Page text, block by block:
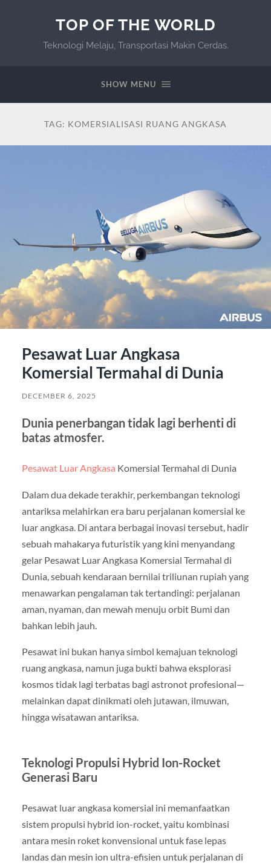
TOP OF THE WORLD
Teknologi Melaju, Transportasi Makin Cerdas.
SHOW MENU
TAG: KOMERSIALISASI RUANG ANGKASA
Pesawat Luar Angkasa
Komersial Termahal di Dunia
DECEMBER 6, 2025
Dunia penerbangan tidak lagi berhenti di
batas atmosfer.
Pesawat Luar Angkasa Komersial Termahal di Dunia
Dalam dua dekade terakhir, perkembangan teknologi
antariksa melahirkan era baru perjalanan komersial ke
luar angkasa. Di antara berbagai inovasi tersebut, hadir
sebuah mahakarya futuristik yang kini menyandang
gelar Pesawat Luar Angkasa Komersial Termahal di
Dunia, sebuah kendaraan bernilai triliunan rupiah yang
menawarkan pengalaman tak tertandingi: perjalanan
aman, nyaman, dan mewah menuju orbit Bumi dan
bahkan lebih jauh.
Pesawat ini bukan hanya simbol kemajuan teknologi
ruang angkasa, namun juga bukti bahwa eksplorasi
kosmos tidak lagi terbatas bagi astronot profesional—
melainkan dapat dinikmati oleh jutawan, ilmuwan,
hingga wisatawan antariksa.
Teknologi Propulsi Hybrid Ion-Rocket
Generasi Baru
Pesawat luar angkasa komersial ini memanfaatkan
sistem propulsi hybrid ion-rocket, yaitu kombinasi
antara mesin roket konvensional untuk fase lepas
landas dan mesin ion ultra-efisien untuk perjalanan di